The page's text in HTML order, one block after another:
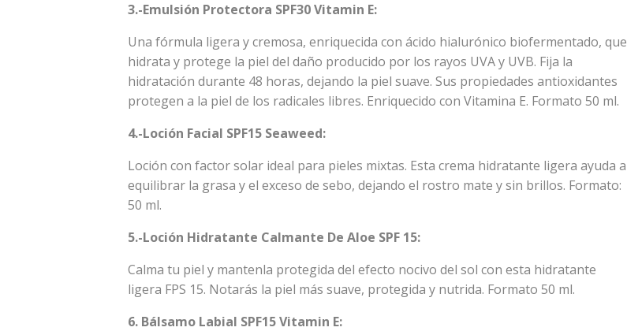
3.-Emulsión Protectora SPF30 Vitamin E:
Una fórmula ligera y cremosa, enriquecida con ácido hialurónico biofermentado, que
hidrata y protege la piel del daño producido por los rayos UVA y UVB. Fija la
hidratación durante 48 horas, dejando la piel suave. Sus propiedades antioxidantes
protegen a la piel de los radicales libres. Enriquecido con Vitamina E. Formato 50 ml.
4.-Loción Facial SPF15 Seaweed:
Loción con factor solar ideal para pieles mixtas. Esta crema hidratante ligera ayuda a
equilibrar la grasa y el exceso de sebo, dejando el rostro mate y sin brillos. Formato:
50 ml.
5.-Loción Hidratante Calmante De Aloe SPF 15:
Calma tu piel y mantenla protegida del efecto nocivo del sol con esta hidratante
ligera FPS 15. Notarás la piel más suave, protegida y nutrida. Formato 50 ml.
6. Bálsamo Labial SPF15 Vitamin E: